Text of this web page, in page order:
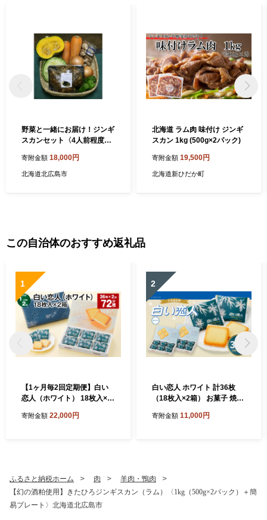
野菜と一緒にお届け！ジンギ
スカンセット〈4人前程度〉
寄附金額 18,000円
北海道北広島市
北海道 ラム肉 味付け ジンギ
スカン 1kg (500g×2パック)
寄附金額 19,500円
北海道新ひだか町
この自治体のおすすめ返礼品
1
【1ヶ月毎2回定期便】白い
恋人（ホワイト） 18枚入×2
洋菓子 クッキー チョコ ホワ
寄附金額 22,000円
2
白い恋人 ホワイト 計36枚
（18枚入×2箱） お菓子 焼き
ホワイトチョコ ラングドシ
寄附金額 11,000円
ふるさと納税ホーム 肉
羊肉・鴨肉
【幻の酒粕使用】きたひろジンギスカン（ラム）〈1kg（500g×2パック）＋簡
易プレート〉北海道北広島市